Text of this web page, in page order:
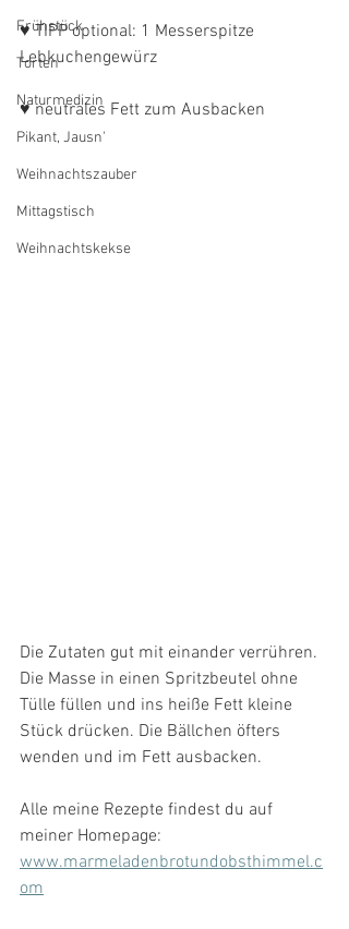
Frühstück
Torten
Naturmedizin
Pikant, Jausn'
Weihnachtszauber
Mittagstisch
Weihnachtskekse
♥ TIPP optional: 1 Messerspitze
Lebkuchengewürz
♥ neutrales Fett zum Ausbacken
Die Zutaten gut mit einander verrühren.
Die Masse in einen Spritzbeutel ohne
Tülle füllen und ins heiße Fett kleine
Stück drücken. Die Bällchen öfters
wenden und im Fett ausbacken.
Alle meine Rezepte findest du auf
meiner Homepage:
www.marmeladenbrotundobsthimmel.c
om